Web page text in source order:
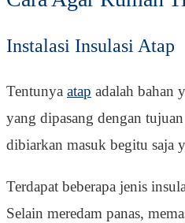
Instalasi Insulasi Atap
Tentunya atap adalah bahan
yang dipasang dengan
dibiarkan masuk begitu saja
Terdapat beberapa jenis
Selain meredam panas,